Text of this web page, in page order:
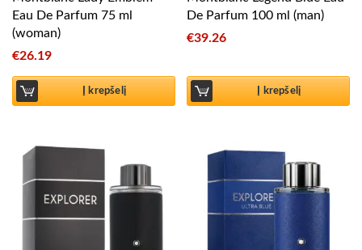
Eau De Parfum 75 ml
(woman)
€26.19
Į krepšelį
De Parfum 100 ml (man)
€39.26
Į krepšelį